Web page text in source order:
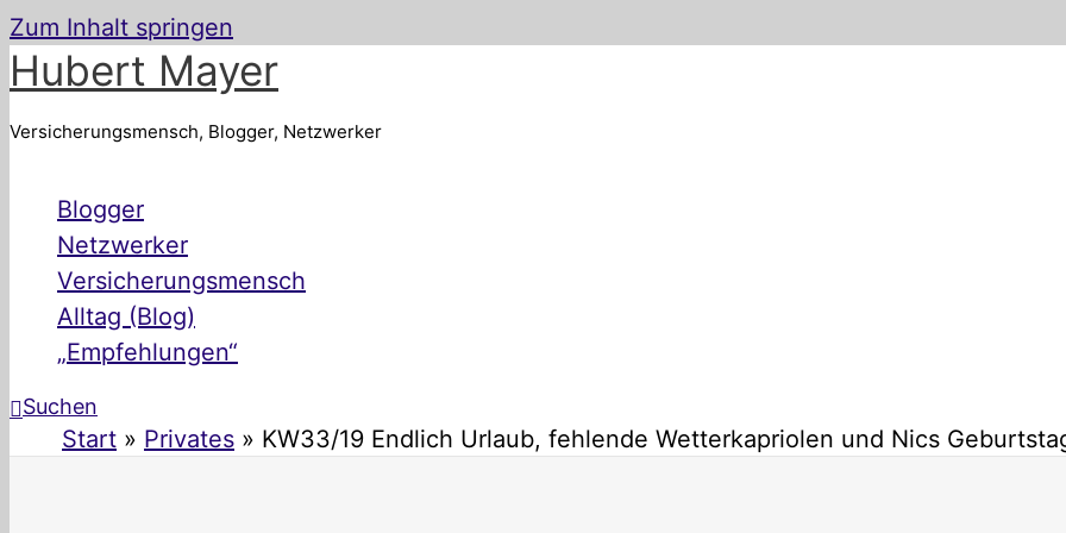
Zum Inhalt springen
Hubert Mayer
Versicherungsmensch, Blogger, Netzwerker
Blogger
Netzwerker
Versicherungsmensch
Alltag (Blog)
„Empfehlungen“
Suchen
Start Privates KW33/19 Endlich Urlaub, fehlende Wetterkapriolen und Nics